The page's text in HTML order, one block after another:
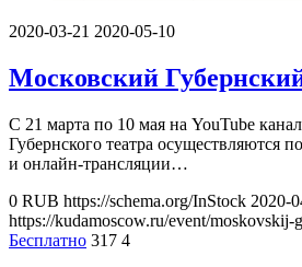
2020-03-21 2020-05-10
Московский
С 21 марта по 10 мая на YouTube
Губернского театра осуществляются
и онлайн-трансляции…
0 RUB https://schema.org/InStock 2020-
https://kudamoscow.ru/event/moskovskij-
Бесплатно 317 4